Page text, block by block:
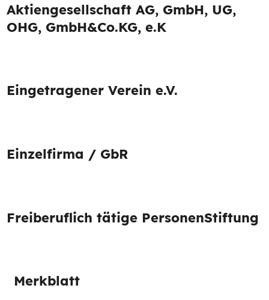
Aktiengesellschaft AG, GmbH, UG,
OHG, GmbH&Co.KG, e.K
Eingetragener Verein e.V.
Einzelfirma / GbR
Freiberuflich tätige PersonenStiftung
Merkblatt